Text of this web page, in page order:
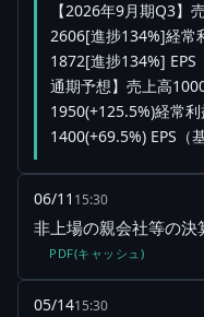
【2026年9月期Q3】
2606[進捗134%]経常
1872[進捗134%]
通期予想】売上高
1950(+125.5%)経常
1400(+69.5%) EPS（
06/11 15:30
非上場の親会社等の
PDF(キャッシュ)
05/1415:30